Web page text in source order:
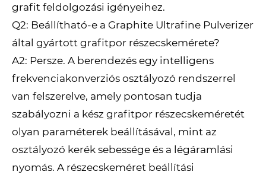
grafit feldolgozási igényeihez.
Q2: Beállítható-e a Graphite Ultrafine Pulverizer
által gyártott grafitpor részecskemérete?
A2: Persze. A berendezés egy intelligens
frekvenciakonverziós osztályozó rendszerrel
van felszerelve, amely pontosan tudja
szabályozni a kész grafitpor részecskeméretét
olyan paraméterek beállításával, mint az
osztályozó kerék sebessége és a légáramlási
nyomás. A részecskeméret beállítási